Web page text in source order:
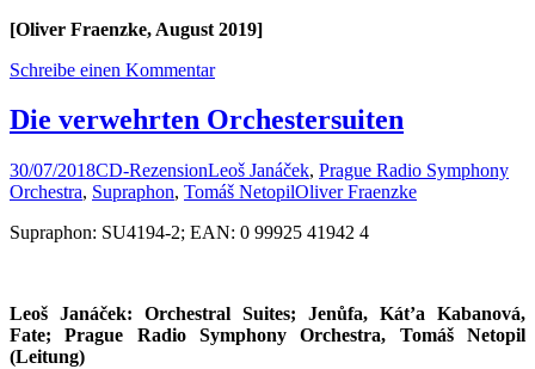
[Oliver Fraenzke, August 2019]
Schreibe einen Kommentar
Die verwehrten Orchestersuiten
30/07/2018CD-RezensionLeoš Janáček, Prague Radio Symphony
Orchestra, Supraphon, Tomáš NetopilOliver Fraenzke
Supraphon: SU4194-2; EAN: 0 99925 41942 4
Leoš Janáček: Orchestral Suites; Jenůfa, Kát’a Kabanová,
Fate; Prague Radio Symphony Orchestra, Tomáš Netopil
(Leitung)